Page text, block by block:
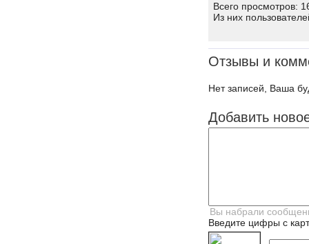
Всего просмотров:
Из них
Отзывы и
Нет записей, Ваша
Добавить
Введите цифры с